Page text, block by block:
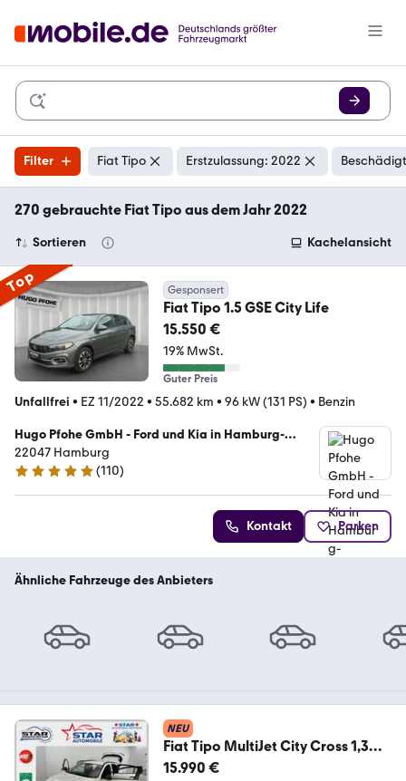
Filter Fiat Tipo Erstzulassung: 2022
270 gebrauchte Fiat Tipo aus dem Jahr 2022
Sortieren Kachelansicht
Top Gesponsert
Fiat Tipo 1.5 GSE City Life
15.550 €
19% MwSt.
Guter Preis
Unfallfrei • EZ 11/2022 • 55.682 km • 96 kW (131 PS) • Benzin
Hugo Pfohe GmbH - Ford und Kia in Hamburg-
Wandsbek
22047 Hamburg
4.8 Sterne
(110)
Kontakt Parken
Ähnliche Fahrzeuge des Anbieters
NEU
Fiat Tipo MultiJet City Cross 1,3
70kW NAVI KAMERA E6
15.990 €